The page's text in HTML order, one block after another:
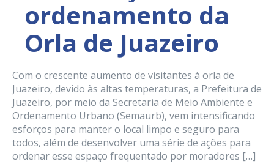
ordenamento da
Orla de Juazeiro
Com o crescente aumento de visitantes à orla de
Juazeiro, devido às altas temperaturas, a Prefeitura de
Juazeiro, por meio da Secretaria de Meio Ambiente e
Ordenamento Urbano (Semaurb), vem intensificando
esforços para manter o local limpo e seguro para
todos, além de desenvolver uma série de ações para
ordenar esse espaço frequentado por moradores […]